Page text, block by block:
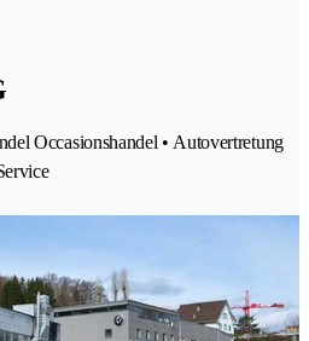
Occasionshandel • Autovertretung